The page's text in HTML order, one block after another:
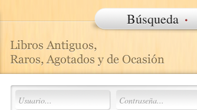
Búsqueda ·